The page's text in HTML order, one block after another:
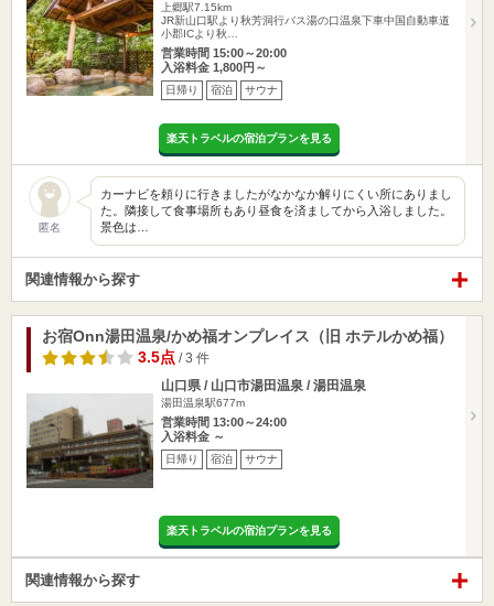
上郷駅7.15km
JR新山口駅より秋芳洞行バス湯の口温泉下車中国自動車道
小郡ICより秋…
営業時間 15:00～20:00
入浴料金 1,800円～
日帰り 宿泊 サウナ
楽天トラベルの宿泊プランを見る
匿名
カーナビを頼りに行きましたがなかなか解りにくい所にありまし
た。隣接して食事場所もあり昼食を済ましてから入浴しました。
景色は…
関連情報から探す
お宿Onn湯田温泉/かめ福オンプレイス（旧 ホテルかめ福）
3.5点 / 3 件
山口県 / 山口市湯田温泉 / 湯田温泉
湯田温泉駅677m
営業時間 13:00～24:00
入浴料金 ～
日帰り 宿泊 サウナ
楽天トラベルの宿泊プランを見る
関連情報から探す